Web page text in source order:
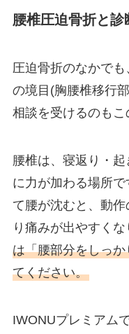
腰椎圧迫骨折と診
圧迫骨折のなかで
の境目(胸腰椎移行
相談を受けるのもこ
腰椎は、寝返り・
に力が加わる場所
て腰が沈むと、動
り痛みが出やすくな
は「腰部分をしっ
てください。
IWONUプレミアム